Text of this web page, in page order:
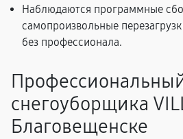
Наблюдаются программные
самопроизвольные
без профессионала.
снегоуборщика
Благовещенске